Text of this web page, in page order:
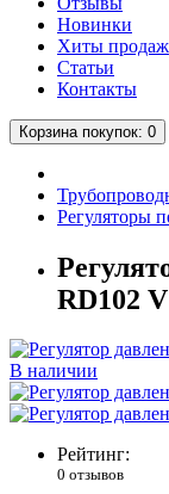
Новинки
Хиты продаж
Статьи
Контакты
Корзина покупок: 0
Регуляторы
RD102 V
В наличии
Рейтинг:
0 отзывов